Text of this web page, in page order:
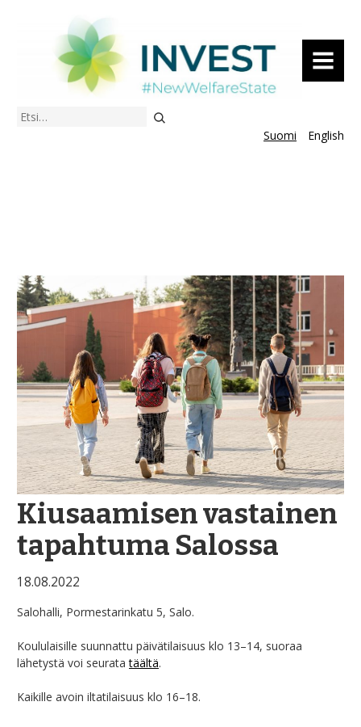
VALIKKO
Etsi
Suomi
English
Kiusaamisen vastainen
tapahtuma Salossa
18.08.2022
Salohalli, Pormestarinkatu 5, Salo.
Koululaisille suunnattu päivätilaisuus klo 13–14, suoraa
lähetystä voi seuratatäältä.
Kaikille avoin iltatilaisuus klo 16–18.